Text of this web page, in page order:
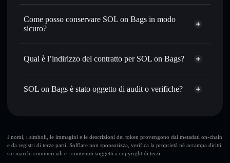
prezzo desiderato di SOLB
Usare il DCA
SOLB nel tempo
Inviare in modo riservato
— trasferisci SOLB senza
collegare pubblicamente i wallet usando l’Aggregatore di
privacy incorporato di Solflare
Monitorare in tempo reale— conosci prezzo, volume,
wallet Solflare
Aggregatore di privacy
Bags
Come posso conservare SOL on Bags in modo
sicuro?
SOL on Bags
Aggregatore di privacy
Qual è l’indirizzo del contratto per SOL on Bags?
SOL on Bags
SOL on Bags è stato oggetto di audit o verifiche?
I nomi, i simboli, le immagini e le descrizioni dei token provengono dai metadati on-chain
e da registri di terze parti. Solflare non sponsorizza, verifica la proprietà né accampa diritti
sui marchi commerciali e i contenuti soggetti a copyright di terzi.